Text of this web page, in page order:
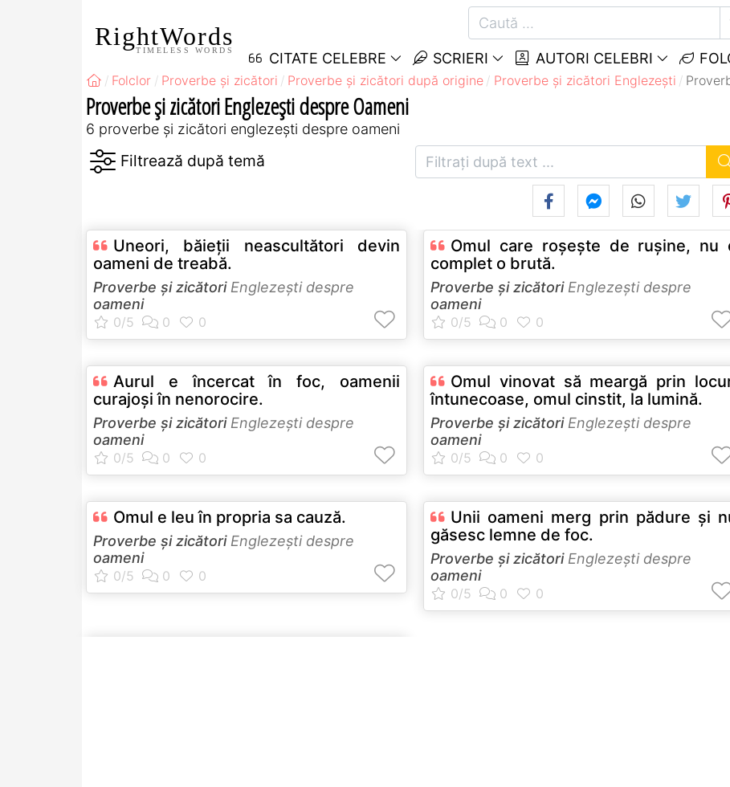
RightWords
TIMELESS WORDS CITATE CELEBRE SCRIERI AUTORI CELEBRI
Folclor Proverbe și zicători Proverbe și zicători după origine Proverbe și zicători Englezeşti
Proverbe și zicători Englezeşti despre Oameni
6 proverbe și zicători englezeşti despre oameni
Uneori, băieţii neascultători devin
oameni de treabă.
Proverbe și zicătoriEnglezeşti despre
oameni
Aurul e încercat în foc, oamenii
curajoşi în nenorocire.
Proverbe și zicătoriEnglezeşti despre
oameni
Omul e leu în propria sa cauză.
Proverbe și zicătoriEnglezeşti despre
oameni
Omul care roşeşte de ruşine, nu
complet o brută.
Proverbe și zicătoriEnglezeşti despre
oameni
Omul vinovat să meargă prin
întunecoase, omul cinstit, la lumină.
Proverbe și zicătoriEnglezeşti despre
oameni
Unii oameni merg prin pădure şi
găsesc lemne de foc.
Proverbe și zicătoriEnglezeşti despre
oameni